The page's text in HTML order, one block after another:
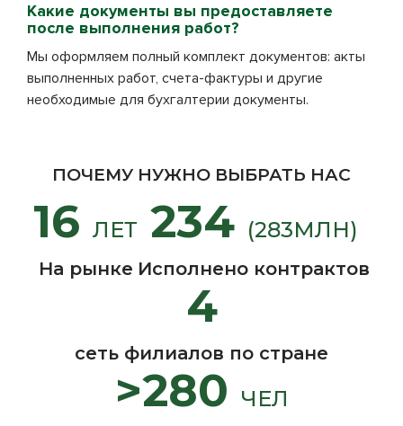
Какие документы вы предоставляете
после выполнения работ?
Мы оформляем полный комплект документов: акты
выполненных работ, счета-фактуры и другие
необходимые для бухгалтерии документы.
ПОЧЕМУ НУЖНО ВЫБРАТЬ НАС
16 ЛЕТ
На рынке
234 (283МЛН)
Исполнено контрактов
4
сеть филиалов по стране
>280 ЧЕЛ